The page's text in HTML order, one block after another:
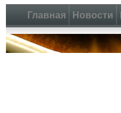
Главная Новости